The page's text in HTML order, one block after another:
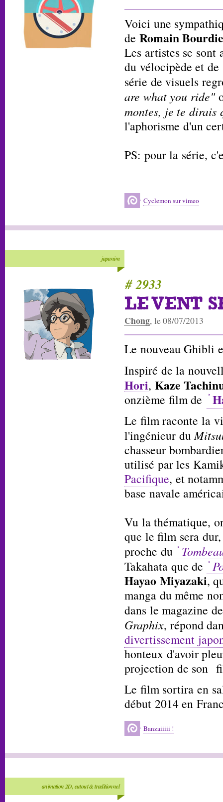
Voici une
de Romain
Les artistes se sont
du vélocipède et
série de visuels
are what you ride"
montes, je te dirais
l'aphorisme d'un
PS: pour la série,
Cyclemon sur vimeo
japanim
# 2933
LE VENT
Chong, le 08/07/2013
Le nouveau Ghibli
Inspiré de la
Hori, Kaze
onzième film de
Le film raconte la
l'ingénieur du
chasseur
utilisé par les
Pacifique, et
base navale
Vu la thématique,
que le film sera
proche du
Takahata que de
Hayao Miyazaki,
manga du même
dans le magazine
Graphix, répond
divertissement
honteux d'avoir
projection de son
Le film sortira en
début 2014 en
Banzaiiiii !
animation 2D, cutout & traditionnel